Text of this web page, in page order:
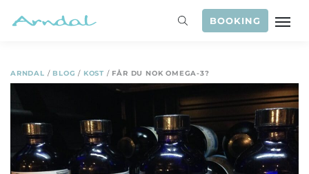
BOOKING
ARNDAL / BLOG / KOST / FÅR DU NOK OMEGA-3?